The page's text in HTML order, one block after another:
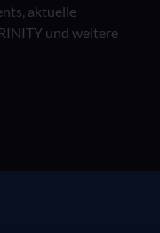
aktuelle
und weitere